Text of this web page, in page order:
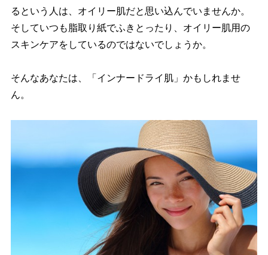
るという人は、オイリー肌だと思い込んでいませんか。
そしていつも脂取り紙でふきとったり、オイリー肌用の
スキンケアをしているのではないでしょうか。
そんなあなたは、「インナードライ肌」かもしれませ
ん。